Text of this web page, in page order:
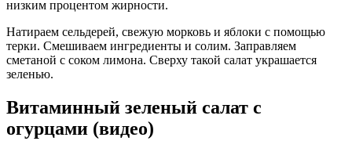
низким процентом жирности.
Натираем сельдерей, свежую морковь и яблоки с помощью
терки. Смешиваем ингредиенты и солим. Заправляем
сметаной с соком лимона. Сверху такой салат украшается
зеленью.
Витаминный зеленый салат с
огурцами (видео)